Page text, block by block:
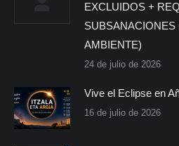
EXCLUIDOS +
AMBIENTE)
24 de julio de 2026
Vive el Eclipse en
16 de julio de 2026